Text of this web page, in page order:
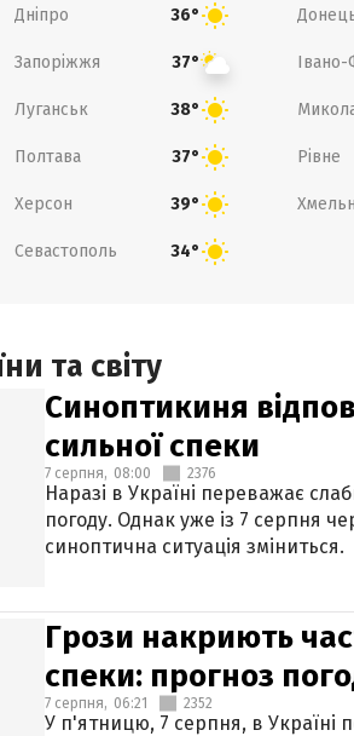
Дніпро 36°
Запоріжжя 37° Івано-
Луганськ 38°
Полтава 37° Рівне
Херсон 39°
Севастополь 34°
та світу
Синоптикиня
сильної спеки
7 серпня, 08:00 2376
Наразі в Україні переважає
погоду. Однак уже із 7 серпня
синоптична ситуація зміниться.
Грози накриють
спеки: прогноз
7 серпня, 06:21 2352
У п'ятницю, 7 серпня, в Україні